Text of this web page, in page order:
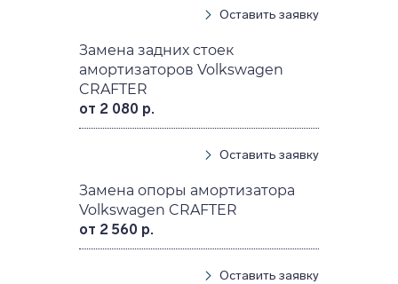
Оставить заявку
Замена задних стоек
амортизаторов Volkswagen
CRAFTER
от 2 080 р.
Оставить заявку
Замена опоры амортизатора
Volkswagen CRAFTER
от 2 560 р.
Оставить заявку